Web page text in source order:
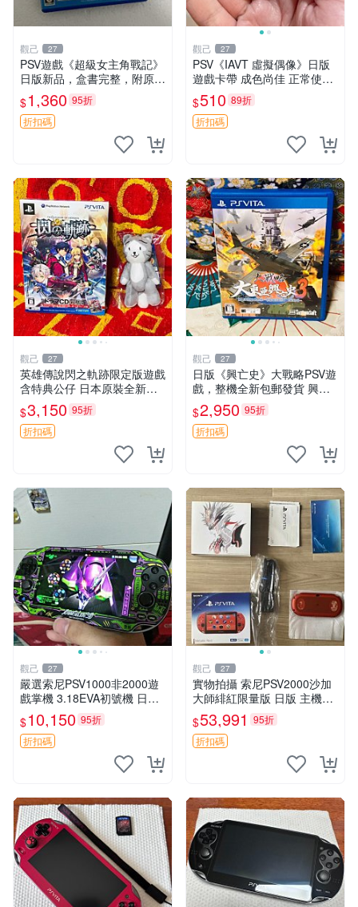
觀己 27
PSV遊戲《超級女主角戰記》
日版新品，盒書完整，附原裝
包裝，玩樂典藏款，成就全開
任你挑戰 超級女主角戰記 PS
V 游戲 日版 成就全開 DLC 全
$1,360 95折
折扣碼
觀己 27
PSV《IAVT 虛擬偶像》日版
遊戲卡帶 成色尚佳 正常使用
單機娛樂推薦 音樂粉必備 收
藏嚴選 IAVT 虛擬偶像 PSV
游戲卡帶
$510 89折
折扣碼
觀己 27
英雄傳說閃之軌跡限定版遊戲
含特典公仔 日本原裝全新未
拆封 圖像即實物 閃之軌跡 游
戲 公仔
$3,150 95折
折扣碼
觀己 27
日版《興亡史》大戰略PSV遊
戲，整機全新包郵發貨 興亡
史 大戰略 PSV 日版 游戲機
$2,950 95折
折扣碼
觀己 27
嚴選索尼PSV1000非2000遊
戲掌機 3.18EVA初號機 日版
實物 無點無線無老化 自用清
倉 EVA 初號機 PSV1000
$10,150 95折
折扣碼
觀己 27
實物拍攝 索尼PSV2000沙加
大師緋紅限量版 日版 主機全
配齊 收藏級 電腦遊戲掌機 帶
盒說明書 全新未修 正規對碼
沙加大作
$53,991 95折
折扣碼